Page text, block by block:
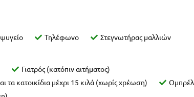
Τηλέφωνο Στεγνωτήρας μαλλιών
Γιατρός (κατόπιν αιτήματος)
τα κατοικίδια μέχρι 15 κιλά (χωρίς χρέωση)